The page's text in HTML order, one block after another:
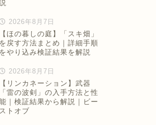
2026年8月7日
【ほの暮しの庭】「スキ畑」
を戻す方法まとめ｜詳細手順
をやり込み検証結果を解説
2026年8月7日
【リンカネーション】武器
「雷の波剣」の入手方法と性
｜検証結果から解説｜ビー
ストオブ